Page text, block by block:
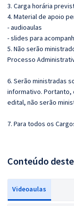
3. Carga horária
4. Material de apoio
- audioaulas
- slides para
5. Não serão
Processo
6. Serão ministradas
informativo. Portanto,
edital, não serão
7. Para todos os
Conteúdo
Videoaulas